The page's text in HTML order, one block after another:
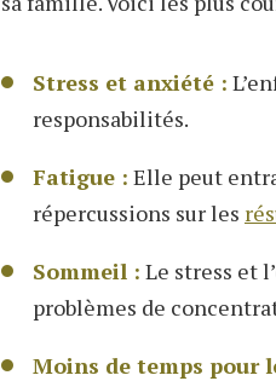
Stress et anxiété :
responsabilités.
Fatigue : Elle peut
répercussions sur les
Sommeil : Le stress et
problèmes de
Moins de temps pour